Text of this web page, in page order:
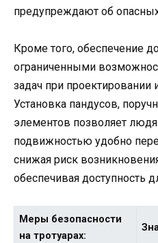
предупреждают об опасных
Кроме того, обеспечение
ограниченными
задач при проектировании
Установка пандусов,
элементов позволяет
подвижностью удобно
снижая риск
обеспечивая доступность
Меры безопасности
на тротуарах: